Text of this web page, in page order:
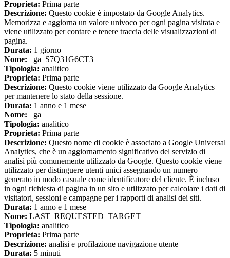
Proprieta: Prima parte
Descrizione: Questo cookie è impostato da Google Analytics.
Memorizza e aggiorna un valore univoco per ogni pagina visitata e
viene utilizzato per contare e tenere traccia delle visualizzazioni di
pagina.
Durata: 1 giorno
Nome: _ga_S7Q31G6CT3
Tipologia: analitico
Proprieta: Prima parte
Descrizione: Questo cookie viene utilizzato da Google Analytics
per mantenere lo stato della sessione.
Durata: 1 anno e 1 mese
Nome: _ga
Tipologia: analitico
Proprieta: Prima parte
Descrizione: Questo nome di cookie è associato a Google Universal
Analytics, che è un aggiornamento significativo del servizio di
analisi più comunemente utilizzato da Google. Questo cookie viene
utilizzato per distinguere utenti unici assegnando un numero
generato in modo casuale come identificatore del cliente. È incluso
in ogni richiesta di pagina in un sito e utilizzato per calcolare i dati di
visitatori, sessioni e campagne per i rapporti di analisi dei siti.
Durata: 1 anno e 1 mese
Nome: LAST_REQUESTED_TARGET
Tipologia: analitico
Proprieta: Prima parte
Descrizione: analisi e profilazione navigazione utente
Durata: 5 minuti